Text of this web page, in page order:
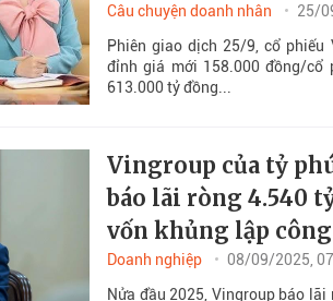
Câu chuyện doanh nhân
25/
Phiên giao dịch 25/9, cổ phiếu
đỉnh giá mới 158.000 đồng/cổ
613.000 tỷ đồng...
Vingroup của tỷ
báo lãi ròng 4.540
vốn khủng lập
Doanh nghiệp
08/09/2025,
Nửa đầu 2025, Vingroup báo